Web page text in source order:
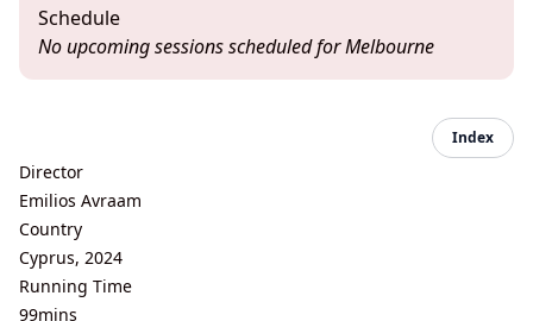
Schedule
No upcoming sessions scheduled for Melbourne
Index
Director
Emilios Avraam
Country
Cyprus, 2024
Running Time
99mins